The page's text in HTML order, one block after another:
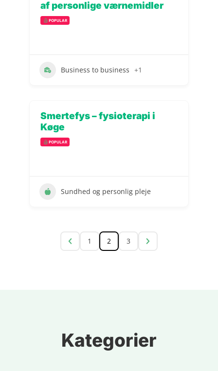
af personlige værnemidler
POPULAR
Business to business +1
Smertefys – fysioterapi i
Køge
POPULAR
Sundhed og personlig pleje
1 2 3
Kategorier